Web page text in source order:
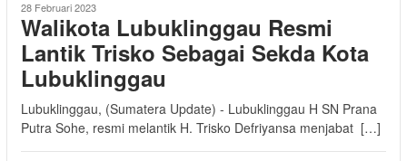
28 Februari 2023
Walikota Lubuklinggau Resmi
Lantik Trisko Sebagai Sekda Kota
Lubuklinggau
Lubuklinggau, (Sumatera Update) - Lubuklinggau H SN Prana
Putra Sohe, resmi melantik H. Trisko Defriyansa menjabat […]